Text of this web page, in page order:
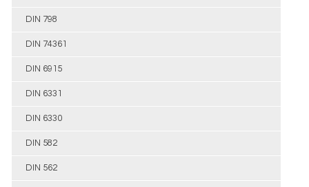
DIN 798
DIN 74361
DIN 6915
DIN 6331
DIN 6330
DIN 582
DIN 562